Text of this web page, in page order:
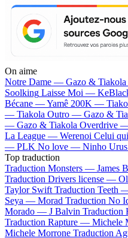
On aime
Notre Dame — Gazo & Tiakola
Soolking Laisse Moi —
Bécane —Yamê 200K —
— Tiakola Outro — Gazo &
— Gazo & Tiakola Overdrive
La League — Werenoi Celui
— PLK No love — Ninho
Top traduction
Traduction Monsters — James
Traduction Drivers license —
Taylor Swift Traduction Teeth
Seya — Morad Traduction No
Morado — J Balvin
Traduction Rapture — Michele
Michele Morrone Traduction